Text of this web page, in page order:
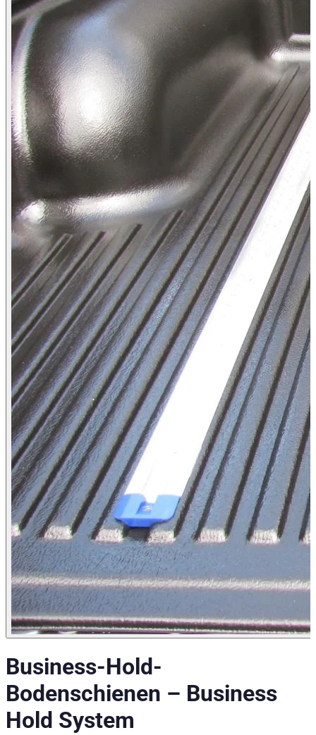
Business-Hold-
Bodenschienen – Business
Hold System